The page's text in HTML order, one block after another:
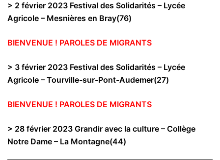
> 2 février 2023 Festival des Solidarités – Lycée
Agricole – Mesnières en Bray(76)
BIENVENUE ! PAROLES DE MIGRANTS
> 3 février 2023 Festival des Solidarités – Lycée
Agricole – Tourville-sur-Pont-Audemer(27)
BIENVENUE ! PAROLES DE MIGRANTS
> 28 février 2023 Grandir avec la culture – Collège
Notre Dame – La Montagne(44)